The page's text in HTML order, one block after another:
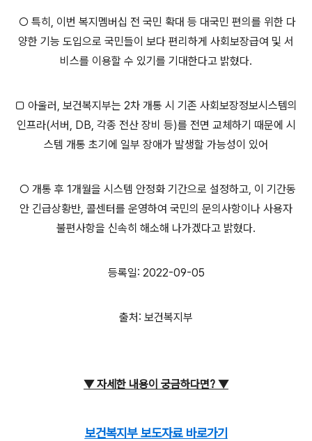
○ 특히, 이번 복지멤버십 전 국민 확대 등 대국민 편의를 위한 다
양한 기능 도입으로 국민들이 보다 편리하게 사회보장급여 및 서
비스를 이용할 수 있기를 기대한다고 밝혔다.
□ 아울러, 보건복지부는 2차 개통 시 기존 사회보장정보시스템의
인프라(서버, DB, 각종 전산 장비 등)를 전면 교체하기 때문에 시
스템 개통 초기에 일부 장애가 발생할 가능성이 있어
○ 개통 후 1개월을 시스템 안정화 기간으로 설정하고, 이 기간동
안 긴급상황반, 콜센터를 운영하여 국민의 문의사항이나 사용자
불편사항을 신속히 해소해 나가겠다고 밝혔다.
등록일: 2022-09-05
출처: 보건복지부
▼ 자세한 내용이 궁금하다면? ▼
보건복지부 보도자료 바로가기